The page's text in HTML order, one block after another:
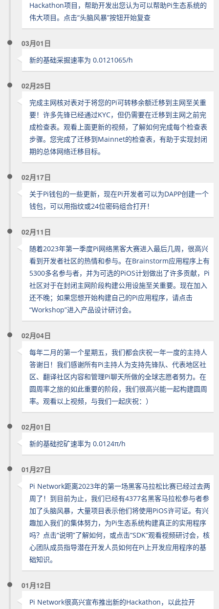
Hackathon项目，帮助开发出您认为可以帮助Pi生态系统的
伟大项目。点击“头脑风暴”按钮开始复查
03月01日
新的基础采掘速率为 0.0121065/h
02月25日
完成主网核对表对于将您的Pi可转移余额迁移到主网至关重
要！许多先锋已经通过KYC，但仍需要在迁移到主网之前完
成检查表。观看上面更新的视频，了解如何完成每个检查表
步骤。您完成了迁移到Mainnet的检查表，有助于实现封闭
期的总体网络迁移目标。
02月17日
关于Pi钱包的一些更新，现在Pi开发者可以为DAPP创建一个
钱包，可以用指纹或24位密码组合打开！
02月11日
随着2023年第一季度Pi网络黑客大赛进入最后几周，很高兴
看到开发者社区的热情和参与。在Brainstorm应用程序上有
5300多名参与者，并为可选的PiOS计划做出了许多贡献，Pi
社区对于在封闭主网阶段构建公用设施至关重要。现在加入
还不晚；如果您想开始构建自己的Pi应用程序，请点击
“Workshop”进入产品设计研讨会。
02月04日
每年二月的第一个星期五，我们都会庆祝一年一度的主持人
答谢日！我们感谢所有Pi主持人为支持先锋队、代表地区社
区、翻译社区内容和管理Pi聊天所做的全球志愿者努力。在
圆周率之旅的如此重要的阶段，我们很高兴能一起构建圆周
率。观看以上视频，与我们一起庆祝：）
02月01日
新的基础挖矿速率为 0.0124π/h
01月27日
Pi Network距离2023年的第一场黑客马拉松比赛已经过去两
周了！到目前为止，我们已经有4377名黑客马拉松参与者参
加了头脑风暴，大量项目表示他们将使用PiOS许可证。有兴
趣加入我们的集体努力，为Pi生态系统构建真正的实用程序
吗？点击“说明”了解如何，或点击“SDK”观看视频研讨会，核
心团队成员指导潜在开发人员如何在Pi上开发应用程序的基
础知识。
01月12日
Pi Network很高兴宣布推出新的Hackathon，以此拉开